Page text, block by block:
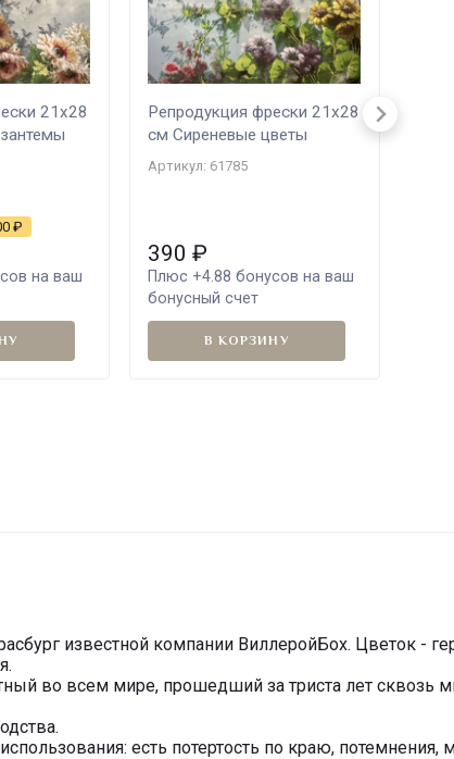
21х28
₽
на ваш
Репродукция фрески 21х28
см Сиреневые цветы
Артикул: 61785
390 ₽
Плюс +4.88 бонусов на ваш
бонусный счет
В КОРЗИНУ
известной компании ВиллеройБох. Цветок -
во всем мире, прошедший за триста лет сквозь
есть потертость по краю, потемнения,